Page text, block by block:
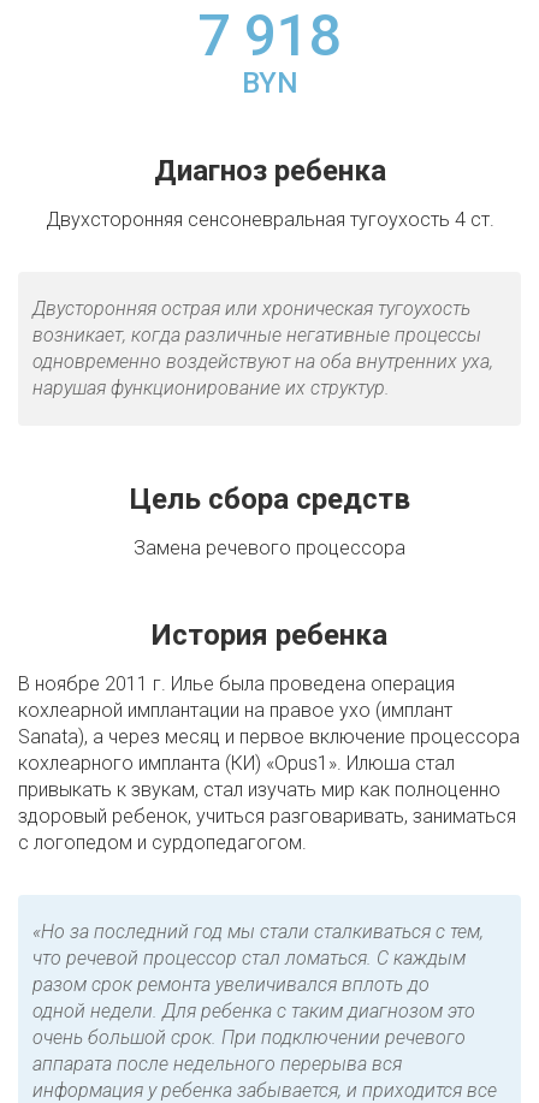
7 918
BYN
Диагноз ребенка
Двухсторонняя сенсоневральная тугоухость 4 ст.
Двусторонняя острая или хроническая тугоухость
возникает, когда различные негативные процессы
одновременно воздействуют на оба внутренних уха,
нарушая функционирование их структур.
Цель сбора средств
Замена речевого процессора
История ребенка
В ноябре 2011 г. Илье была проведена операция
кохлеарной имплантации на правое ухо (имплант
Sanata), а через месяц и первое включение процессора
кохлеарного импланта (КИ) «Opus1». Илюша стал
привыкать к звукам, стал изучать мир как полноценно
здоровый ребенок, учиться разговаривать, заниматься
с логопедом и сурдопедагогом.
«Но за последний год мы стали сталкиваться с тем,
что речевой процессор стал ломаться. С каждым
разом срок ремонта увеличивался вплоть до
одной недели. Для ребенка с таким диагнозом это
очень большой срок. При подключении речевого
аппарата после недельного перерыва вся
информация у ребенка забывается, и приходится все